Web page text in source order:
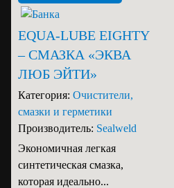
EQUA-LUBE EIGHTY
– СМАЗКА «ЭКВА
ЛЮБ ЭЙТИ»
Категория: Очистители,
смазки и герметики
Производитель: Sealweld
Экономичная легкая
синтетическая смазка,
которая идеально...